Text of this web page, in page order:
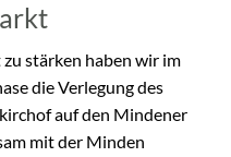
stärken haben wir im
die Verlegung des
auf den Mindener
mit der Minden